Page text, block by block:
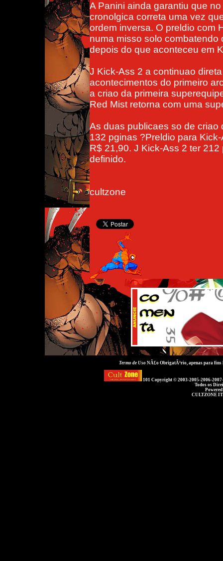
A Panini ainda garantiu que
cronolgica correta uma vez
ordem inversa. O preldio com
numa misso solo
depois do que aconteceu em
J Kick-Ass 2 a continuao
acontecimentos do primeiro
a criao da primeira
Red Mist retorna com uma
As duas publicaes so de criao
132 pginas ?Preldio para
R$ 21,90. J Kick-Ass 2 ter
definido.
cultzone
Termo de UsoNÃ£o ObrigatÃ³rio, apenas para
101 Copyright © 2003-2005-2006-
Todos os
CULTZONE